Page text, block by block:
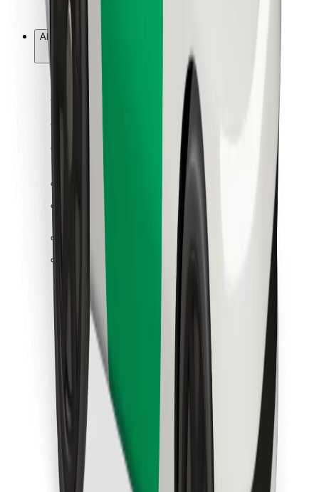
Bolt For Business
Altă sumă
Furnizori
Termene & Condiții
Securitate
Obții o cursă în câteva minute!
Descarcă aplicația Bolt
Găsește-ți mâncarea preferată!
Descarcă aplicația Bolt Food